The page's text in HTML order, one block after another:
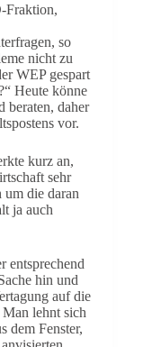
Fraktion,
so
nicht zu
WEP gespart
Heute könne
beraten, daher
vor.
kurz an,
sehr
um die daran
ja auch
entsprechend
hin und
auf die
Man lehnt sich
dem Fenster,